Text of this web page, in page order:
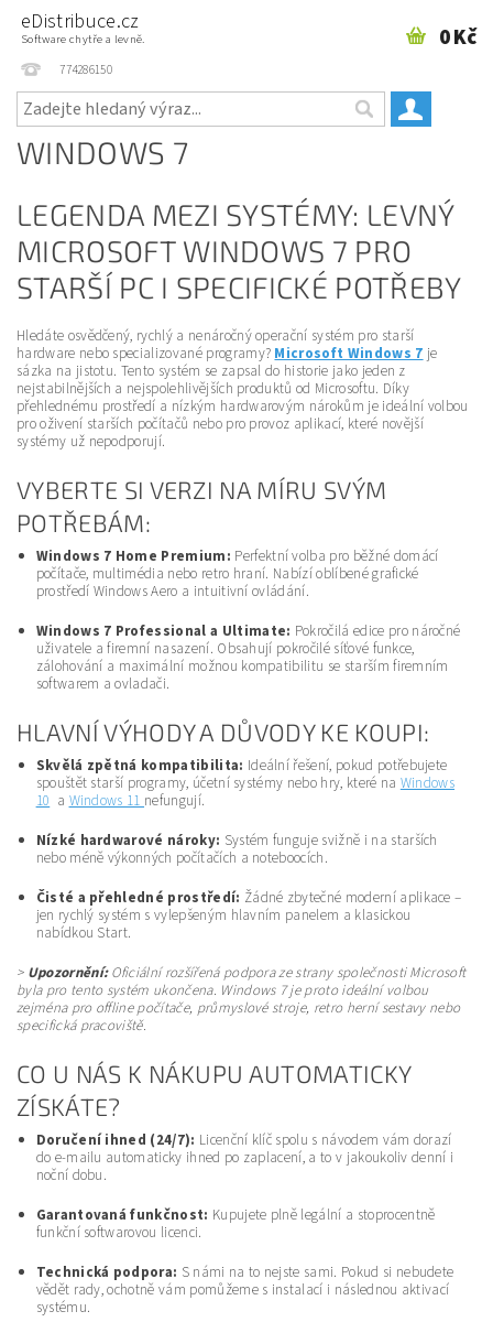
eDistribuce.cz
Software chytře a levně.
774286150
0 Kč
WINDOWS 7
LEGENDA MEZI SYSTÉMY: LEVNÝ
MICROSOFT WINDOWS 7 PRO
STARŠÍ PC I SPECIFICKÉ POTŘEBY
Hledáte osvědčený, rychlý a nenáročný operační systém pro starší
hardware nebo specializované programy? Microsoft Windows 7 je
sázka na jistotu. Tento systém se zapsal do historie jako jeden z
nejstabilnějších a nejspolehlivějších produktů od Microsoftu. Díky
přehlednému prostředí a nízkým hardwarovým nárokům je ideální volbou
pro oživení starších počítačů nebo pro provoz aplikací, které novější
systémy už nepodporují.
VYBERTE SI VERZI NA MÍRU SVÝM
POTŘEBÁM:
Windows 7 Home Premium: Perfektní volba pro běžné domácí
počítače, multimédia nebo retro hraní. Nabízí oblíbené grafické
prostředí Windows Aero a intuitivní ovládání.
Windows 7 Professional a Ultimate: Pokročilá edice pro náročné
uživatele a firemní nasazení. Obsahují pokročilé síťové funkce,
zálohování a maximální možnou kompatibilitu se starším firemním
softwarem a ovladači.
HLAVNÍ VÝHODY A DŮVODY KE KOUPI:
Skvělá zpětná kompatibilita: Ideální řešení, pokud potřebujete
spouštět starší programy, účetní systémy nebo hry, které na Windows
10 a Windows 11 nefungují.
Nízké hardwarové nároky: Systém funguje svižně i na starších
nebo méně výkonných počítačích a noteboocích.
Čisté a přehledné prostředí: Žádné zbytečné moderní aplikace –
jen rychlý systém s vylepšeným hlavním panelem a klasickou
nabídkou Start.
> Upozornění:Oficiální rozšířená podpora ze strany společnosti Microsoft
byla pro tento systém ukončena. Windows 7 je proto ideální volbou
zejména pro offline počítače, průmyslové stroje, retro herní sestavy nebo
specifická pracoviště.
CO U NÁS K NÁKUPU AUTOMATICKY
ZÍSKÁTE?
Doručení ihned (24/7): Licenční klíč spolu s návodem vám dorazí
do e-mailu automaticky ihned po zaplacení, a to v jakoukoliv denní i
noční dobu.
Garantovaná funkčnost: Kupujete plně legální a stoprocentně
funkční softwarovou licenci.
Technická podpora: S námi na to nejste sami. Pokud si nebudete
vědět rady, ochotně vám pomůžeme s instalací i následnou aktivací
systému.